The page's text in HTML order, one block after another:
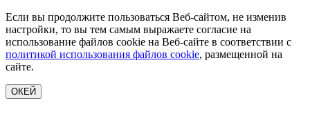
Если вы продолжите пользоваться Веб-сайтом, не изменив
настройки, то вы тем самым выражаете согласие на
использование файлов cookie на Веб-сайте в соответствии с
политикой использования файлов cookie, размещенной на
сайте.
ОКЕЙ